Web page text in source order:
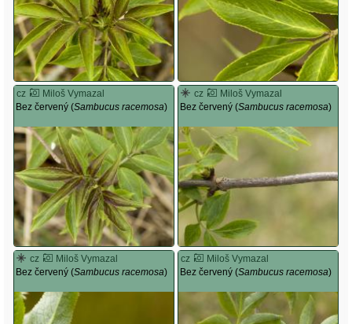
cz
Miloš Vymazal
Bez červený (Sambucus racemosa)
cz
Miloš Vymazal
Bez červený (Sambucus racemosa)
cz
Miloš Vymazal
Bez červený (Sambucus racemosa)
cz
Miloš Vymazal
Bez červený (Sambucus racemosa)